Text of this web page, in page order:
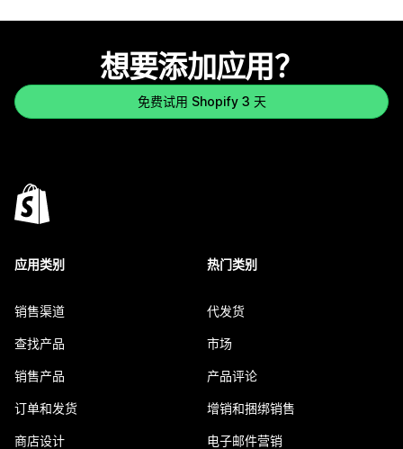
想要添加应用？
免费试用 Shopify 3 天
应用类别
销售渠道
查找产品
销售产品
订单和发货
商店设计
热门类别
代发货
市场
产品评论
增销和捆绑销售
电子邮件营销